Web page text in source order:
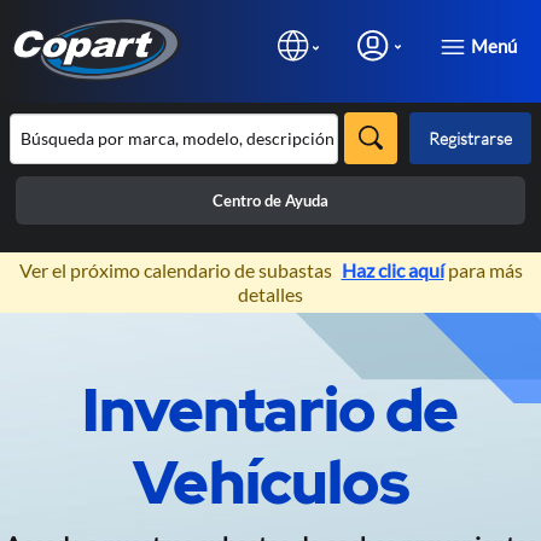
Menú
Registrarse
Centro de Ayuda
×
Ver el próximo calendario de subastas Haz clic aquípara más
detalles
Subastas de Vehículos 100%
Online
Exclusivas para profesionales de la
Inventario de
Vehículos